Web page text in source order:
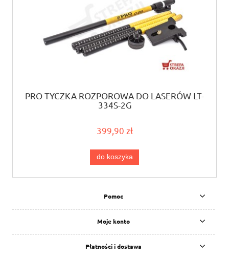
PRO TYCZKA ROZPOROWA DO LASERÓW LT-
334S-2G
399,90 zł
do koszyka
Pomoc
Moje konto
Płatności i dostawa